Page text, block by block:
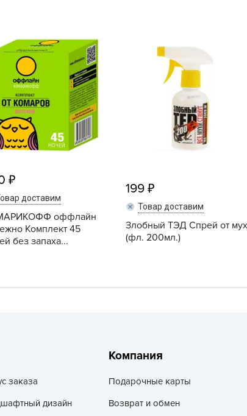
Santino
Terra Vita
TORNADICA
TUT BIO
Uniel
VALBRENTA
Агробалт
Агрос
байкал
Банные штучки
доставим
оффлайн
Комплект 45
без запаха...
199
Товар доставим
Злобный ТЭД Спрей от мух
(фл. 200мл.)
заказа
дизайн
Компания
Подарочные карты
Возврат и обмен